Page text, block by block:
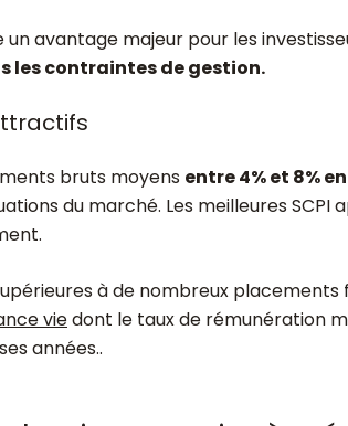
avantage majeur pour les
les contraintes de gestion.
bruts moyens entre 4% et 8%
du marché. Les meilleures SCPI
à de nombreux placements
viedont le taux de rémunération
années..